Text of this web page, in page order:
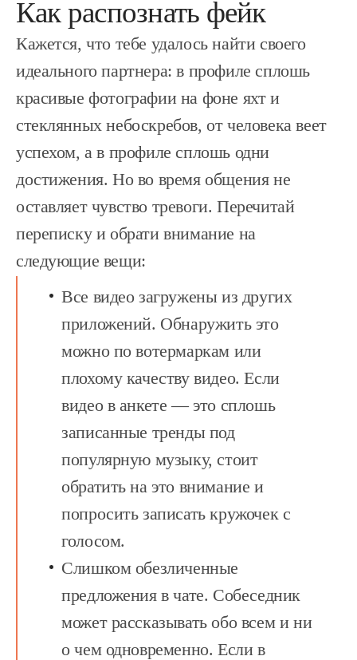
Как распознать фейк
Кажется, что тебе удалось найти своего
идеального партнера: в профиле сплошь
красивые фотографии на фоне яхт и
стеклянных небоскребов, от человека веет
успехом, а в профиле сплошь одни
достижения. Но во время общения не
оставляет чувство тревоги. Перечитай
переписку и обрати внимание на
следующие вещи:
Все видео загружены из других
приложений. Обнаружить это
можно по вотермаркам или
плохому качеству видео. Если
видео в анкете — это сплошь
записанные тренды под
популярную музыку, стоит
обратить на это внимание и
попросить записать кружочек с
голосом.
Слишком обезличенные
предложения в чате. Собеседник
может рассказывать обо всем и ни
о чем одновременно. Если в